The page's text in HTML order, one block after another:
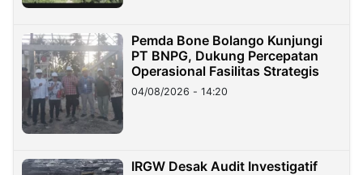
Pemda Bone Bolango Kunjungi
PT BNPG, Dukung Percepatan
Operasional Fasilitas Strategis
04/08/2026 - 14:20
IRGW Desak Audit Investigatif